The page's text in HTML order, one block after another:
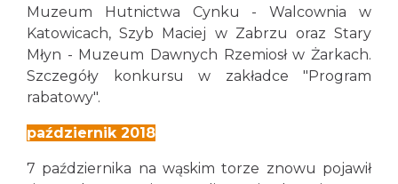
Muzeum Hutnictwa Cynku - Walcownia w
Katowicach, Szyb Maciej w Zabrzu oraz Stary
Młyn - Muzeum Dawnych Rzemiosł w Żarkach.
Szczegóły konkursu w zakładce "Program
rabatowy".
październik 2018
7 października na wąskim torze znowu pojawił